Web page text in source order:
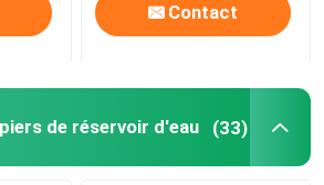
Contact
de réservoir d'eau (33)